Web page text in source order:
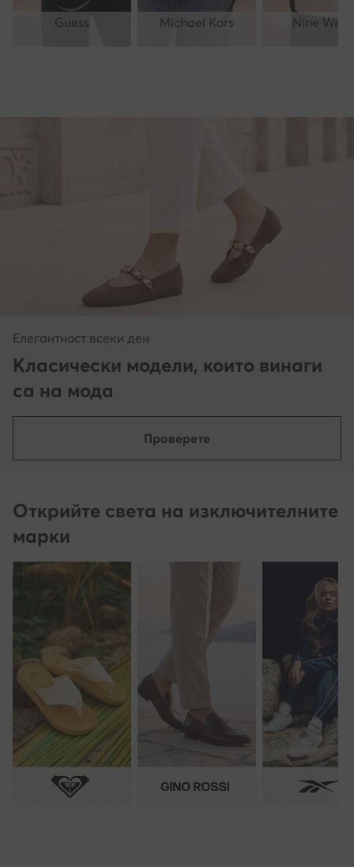
Guess Michael Kors Nine West
Елегантност всеки ден
Класически модели, които винаги
са на мода
Проверете
Открийте света на изключителните
марки